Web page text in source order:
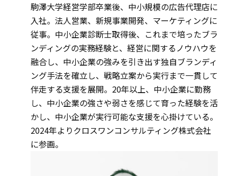
駒澤大学経営学部卒業後、中小規模の広告代理店に
入社。法人営業、新規事業開発、マーケティングに
従事。中小企業診断士取得後、これまで培ったブラ
ンディングの実務経験と、経営に関するノウハウを
融合し、中小企業の強みを引き出す独自ブランディ
ング手法を確立し、戦略立案から実行まで一貫して
伴走する支援を展開。20年以上、中小企業に勤務
し、中小企業の強さや弱さを感じて育った経験を活
かし、中小企業が実行可能な支援を心掛けている。
2024年よりクロスワンコンサルティング株式会社
に参画。